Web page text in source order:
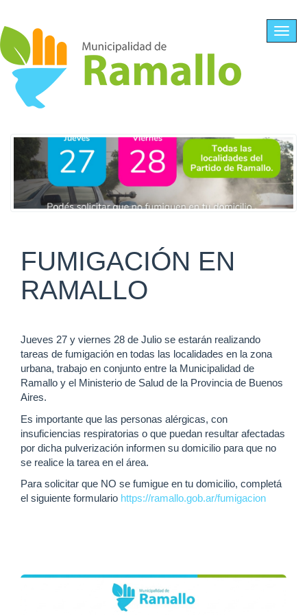
FUMIGACIÓN EN
RAMALLO
Jueves 27 y viernes 28 de Julio se estarán realizando
tareas de fumigación en todas las localidades en la zona
urbana, trabajo en conjunto entre la Municipalidad de
Ramallo y el Ministerio de Salud de la Provincia de Buenos
Aires.
Es importante que las personas alérgicas, con
insuficiencias respiratorias o que puedan resultar afectadas
por dicha pulverización informen su domicilio para que no
se realice la tarea en el área.
Para solicitar que NO se fumigue en tu domicilio, completá
el siguiente formulario https://ramallo.gob.ar/fumigacion